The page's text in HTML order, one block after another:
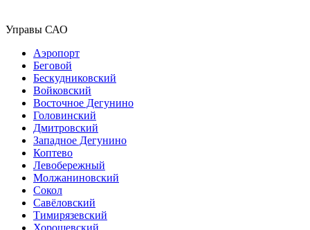
Управы САО
Аэропорт
Беговой
Бескудниковский
Войковский
Восточное Дегунино
Головинский
Дмитровский
Западное Дегунино
Коптево
Левобережный
Молжаниновский
Сокол
Савёловский
Тимирязевский
Хорошевский